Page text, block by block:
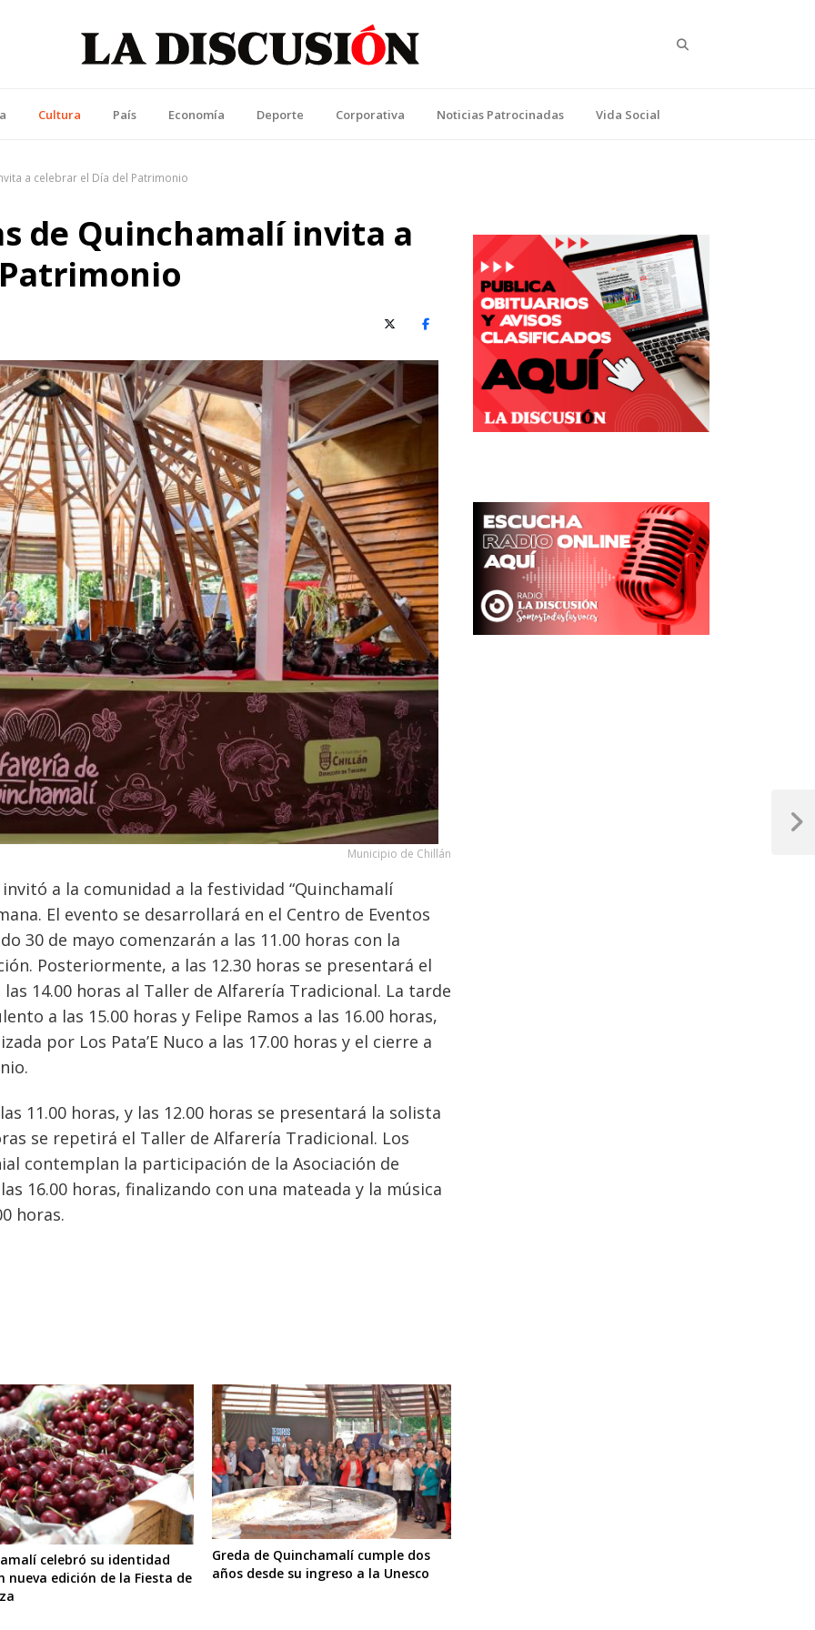
Cultura País Economía Deporte Corporativa Noticias Patrocinadas Vida Social
a celebrar el Día del Patrimonio
de Quinchamalí invita a
X (Twitter)Facebook
Municipio de Chillán
a la comunidad a la festividad “Quinchamalí
El evento se desarrollará en el Centro de Eventos
30 de mayo comenzarán a las 11.00 horas con la
Posteriormente, a las 12.30 horas se presentará el
14.00 horas al Taller de Alfarería Tradicional. La tarde
a las 15.00 horas y Felipe Ramos a las 16.00 horas,
por Los Pata’E Nuco a las 17.00 horas y el cierre a
11.00 horas, y las 12.00 horas se presentará la solista
se repetirá el Taller de Alfarería Tradicional. Los
contemplan la participación de la Asociación de
16.00 horas, finalizando con una mateada y la música
horas.
celebró su identidad
nueva edición de la Fiesta de
Greda de Quinchamalí cumple dos
años desde su ingreso a la Unesco
Next